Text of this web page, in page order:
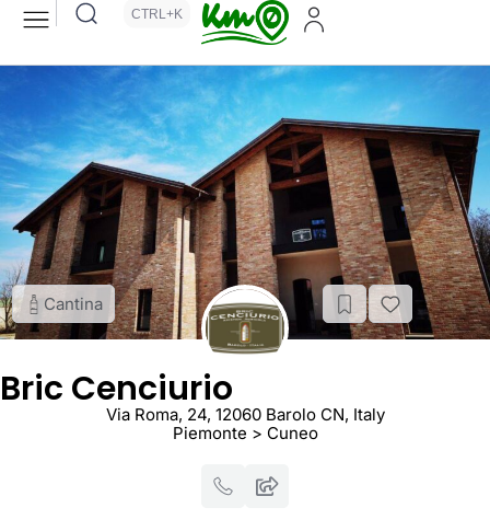
CTRL+K
Cantina
Bric Cenciurio
Via Roma, 24, 12060 Barolo CN, Italy
Piemonte > Cuneo